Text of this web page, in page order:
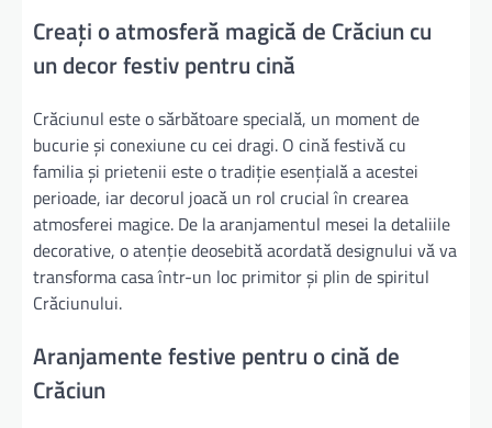
Creați o atmosferă magică de Crăciun cu
un decor festiv pentru cină
Crăciunul este o sărbătoare specială, un moment de
bucurie și conexiune cu cei dragi. O cină festivă cu
familia și prietenii este o tradiție esențială a acestei
perioade, iar decorul joacă un rol crucial în crearea
atmosferei magice. De la aranjamentul mesei la detaliile
decorative, o atenție deosebită acordată designului vă va
transforma casa într-un loc primitor și plin de spiritul
Crăciunului.
Aranjamente festive pentru o cină de
Crăciun